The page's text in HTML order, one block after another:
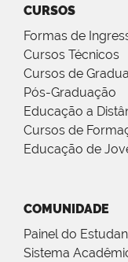
CURSOS
Formas de
Cursos Técnicos
Cursos de
Pós-Graduação
Educação a
Cursos de
Educação de
COMUNIDADE
Painel do
Sistema